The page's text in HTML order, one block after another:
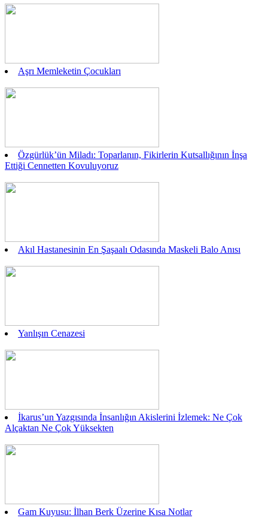
Aşrı Memleketin Çocukları
Özgürlük’ün Miladı: Toparlanın, Fikirlerin Kutsallığının İnşa
Ettiği Cennetten Kovuluyoruz
Akıl Hastanesinin En Şaşaalı Odasında Maskeli Balo Anısı
Yanlışın Cenazesi
İkarus’un Yazgısında İnsanlığın Akislerini İzlemek: Ne Çok
Alçaktan Ne Çok Yüksekten
Gam Kuyusu: İlhan Berk Üzerine Kısa Notlar